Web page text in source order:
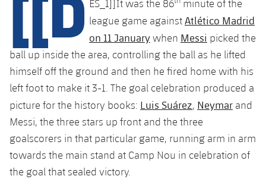
plusicon
más
Instalaciones
Spotify Camp Nou
Palau Blaugrana
Estadi Johan Cruyff
SUB12
SUB11 A
SUB11 B
SUB10 A
SUB10 B
SUB13 B
SUB12 C
SUB11 C
Entradas
Gameday Shows
Resultados
Clasificación
Jugadores
Base
Barça Atlètic
Junior
Cadete A
Cadete B
Infantil A
Campus Verano
PLUSICON
MÁS
Primer Equipo
plusicon
más
Actualidad
Calendario
Entradas
Barça Atlètic
plusicon
más
Actualidad
Calendario
Base
plusicon
más
Actualidad
PLUSICON
MÁS
ES_1]]It was the 86
minute of the
league game againstAtlético Madrid
on 11 Januarywhen Messi picked the
ball up inside the area, controlling the ball as he lifted
himself off the ground and then he fired home with his
left foot to make it 3-1. The goal celebration produced a
picture for the history books: Luis Suárez, Neymar and
Messi, the three stars up front and the three
goalscorers in that particular game, running arm in arm
towards the main stand at Camp Nou in celebration of
the goal that sealed victory.